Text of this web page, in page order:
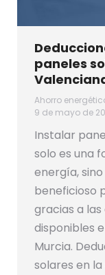
paneles
Ahorro
9 de mayo de
Instalar
solo es una
energía,
beneficioso
gracias a
disponibles
Murcia.
solares en